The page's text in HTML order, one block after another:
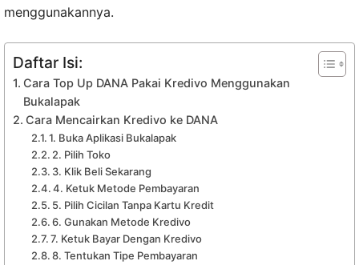
menggunakannya.
Daftar Isi:
Cara Top Up DANA Pakai Kredivo Menggunakan
Bukalapak
Cara Mencairkan Kredivo ke DANA
1. Buka Aplikasi Bukalapak
2. Pilih Toko
3. Klik Beli Sekarang
4. Ketuk Metode Pembayaran
5. Pilih Cicilan Tanpa Kartu Kredit
6. Gunakan Metode Kredivo
7. Ketuk Bayar Dengan Kredivo
8. Tentukan Tipe Pembayaran